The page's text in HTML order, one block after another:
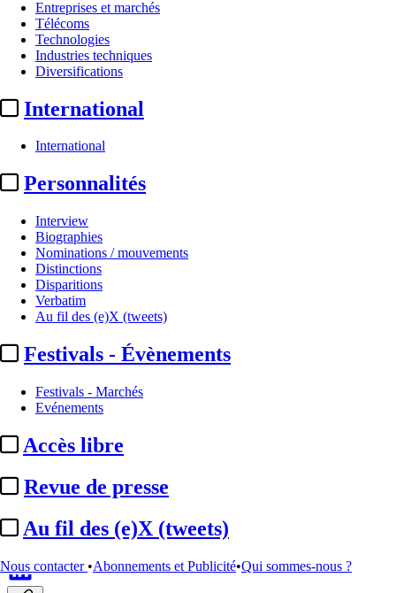
Entreprises et marchés
Télécoms
Technologies
Industries techniques
Diversifications
International
International
Personnalités
Interview
Biographies
Nominations / mouvements
Distinctions
Disparitions
Verbatim
Au fil des (e)X (tweets)
Festivals - Évènements
Festivals - Marchés
Evénements
Accès libre
Revue de presse
Au fil des (e)X (tweets)
Nous contacter •Abonnements et Publicité•Qui sommes-nous ?
Arcom / Mission Lasserre :
Thomas Odinot nommé
rapporteur
ParDamien Choppin